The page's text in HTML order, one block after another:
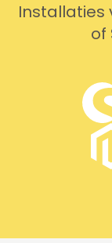
Installaties
of